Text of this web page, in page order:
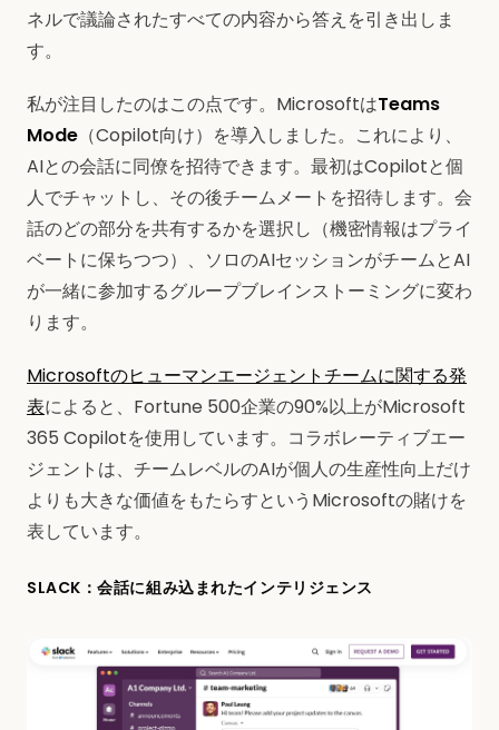
ネルで議論されたすべての内容から答えを引き出しま
す。
私が注目したのはこの点です。MicrosoftはTeams
Mode （Copilot向け）を導入しました。これにより、
AIとの会話に同僚を招待できます。最初はCopilotと個
人でチャットし、その後チームメートを招待します。会
話のどの部分を共有するかを選択し（機密情報はプライ
ベートに保ちつつ）、ソロのAIセッションがチームとAI
が一緒に参加するグループブレインストーミングに変わ
ります。
Microsoftのヒューマンエージェントチームに関する発
表によると、Fortune 500企業の90%以上がMicrosoft
365 Copilotを使用しています。コラボレーティブエー
ジェントは、チームレベルのAIが個人の生産性向上だけ
よりも大きな価値をもたらすというMicrosoftの賭けを
表しています。
SLACK：会話に組み込まれたインテリジェンス